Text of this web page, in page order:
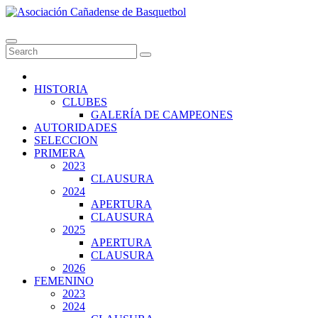
Skip
content
HISTORIA
CLUBES
GALERÍA DE CAMPEONES
AUTORIDADES
SELECCION
PRIMERA
2023
CLAUSURA
2024
APERTURA
CLAUSURA
2025
APERTURA
CLAUSURA
2026
FEMENINO
2023
2024